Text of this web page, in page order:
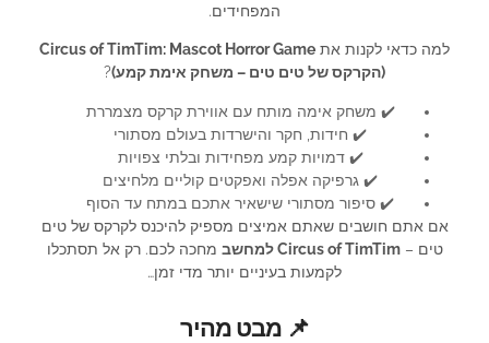
המפחידים.
למה כדאי לקנות את Circus of TimTim: Mascot Horror Game
(הקרקס של טים טים – משחק אימת קמע)?
✔️ משחק אימה מותח עם אווירת קרקס מצמררת
✔️ חידות, חקר והישרדות בעולם מסתורי
✔️ דמויות קמע מפחידות ובלתי צפויות
✔️ גרפיקה אפלה ואפקטים קוליים מלחיצים
✔️ סיפור מסתורי שישאיר אתכם במתח עד הסוף
אם אתם חושבים שאתם אמיצים מספיק להיכנס לקרקס של טים
טים –Circus of TimTim למחשב
מחכה לכם. רק אל תסתכלו
לקמעות בעיניים יותר מדי זמן…
📌 מבט מהיר